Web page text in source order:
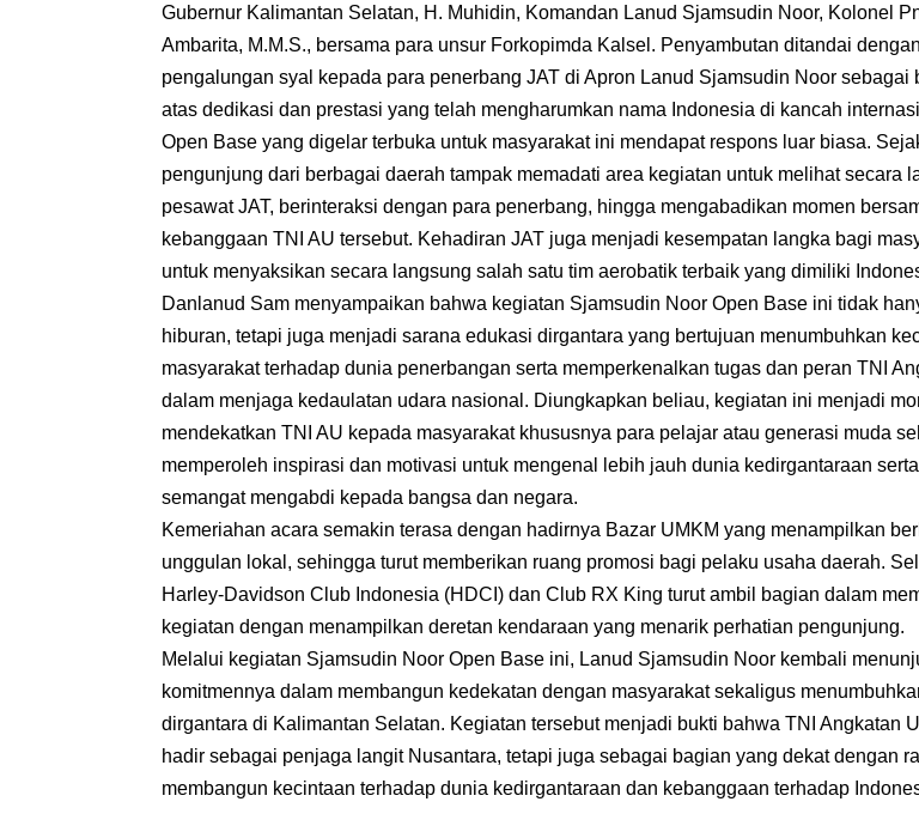
Gubernur Kalimantan Selatan, H. Muhidin, Komandan Lanud Sjamsudin Noor, Kolonel
Ambarita, M.M.S., bersama para unsur Forkopimda Kalsel. Penyambutan ditandai
pengalungan syal kepada para penerbang JAT di Apron Lanud Sjamsudin Noor sebagai
atas dedikasi dan prestasi yang telah mengharumkan nama Indonesia di kancah
Open Base yang digelar terbuka untuk masyarakat ini mendapat respons luar biasa.
pengunjung dari berbagai daerah tampak memadati area kegiatan untuk melihat secara
pesawat JAT, berinteraksi dengan para penerbang, hingga mengabadikan momen
kebanggaan TNI AU tersebut. Kehadiran JAT juga menjadi kesempatan langka bagi
untuk menyaksikan secara langsung salah satu tim aerobatik terbaik yang dimiliki
Danlanud Sam menyampaikan bahwa kegiatan Sjamsudin Noor Open Base ini tidak
hiburan, tetapi juga menjadi sarana edukasi dirgantara yang bertujuan menumbuhkan
masyarakat terhadap dunia penerbangan serta memperkenalkan tugas dan peran TNI
dalam menjaga kedaulatan udara nasional. Diungkapkan beliau, kegiatan ini menjadi
mendekatkan TNI AU kepada masyarakat khususnya para pelajar atau generasi muda
memperoleh inspirasi dan motivasi untuk mengenal lebih jauh dunia kedirgantaraan
semangat mengabdi kepada bangsa dan negara.
Kemeriahan acara semakin terasa dengan hadirnya Bazar UMKM yang menampilkan
unggulan lokal, sehingga turut memberikan ruang promosi bagi pelaku usaha daerah.
Harley-Davidson Club Indonesia (HDCI) dan Club RX King turut ambil bagian dalam
kegiatan dengan menampilkan deretan kendaraan yang menarik perhatian pengunjung.
Melalui kegiatan Sjamsudin Noor Open Base ini, Lanud Sjamsudin Noor kembali
komitmennya dalam membangun kedekatan dengan masyarakat sekaligus
dirgantara di Kalimantan Selatan. Kegiatan tersebut menjadi bukti bahwa TNI Angkatan
hadir sebagai penjaga langit Nusantara, tetapi juga sebagai bagian yang dekat dengan
membangun kecintaan terhadap dunia kedirgantaraan dan kebanggaan terhadap